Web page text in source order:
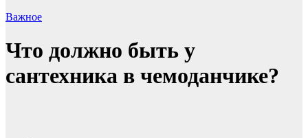
Важное
Что должно быть у
сантехника в чемоданчике?